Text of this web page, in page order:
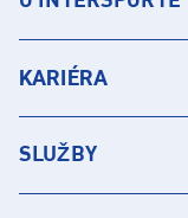
KARIÉRA
SLUŽBY